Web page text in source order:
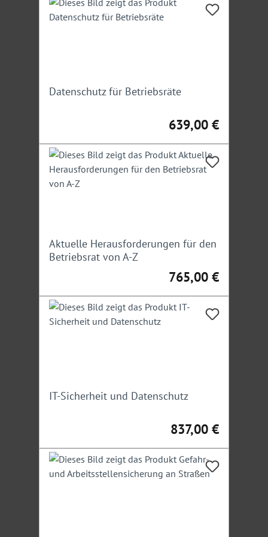
Diplom-VerwaltungswirtMichael
Ladungssicherung, Schwertransporte und
Baustellensicherung, Businesstrainer, Moderator und
Polizeihauptkommissar
Irrtümer/Änderungen vorbehalten
Datenschutz für Betriebsräte
Regulärer Preis:
639,00 €
Aktuelle Herausforderungen für den
Betriebsrat von A-Z
Regulärer Preis:
765,00 €
IT-Sicherheit und Datenschutz
Regulärer Preis:
837,00 €